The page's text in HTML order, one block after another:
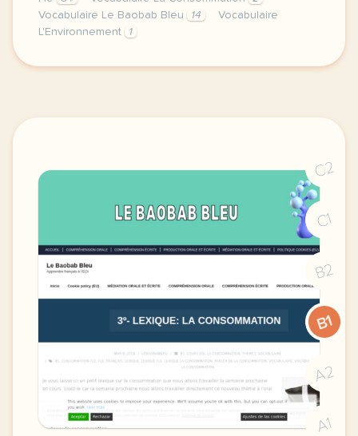
Vocabulaire Le Baobab Bleu
14
Vocabulaire
L'Environnement
1
image pixabay comcette derniere semaine de
C2
C1
B2
B1
A2
A1